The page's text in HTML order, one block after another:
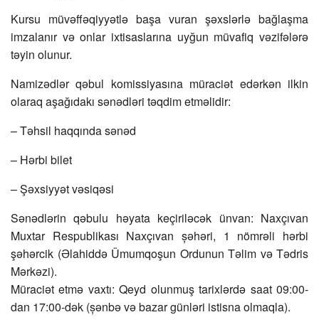
Kursu müvəffəqiyyətlə başa vuran şəxslərlə bağlaşma
imzalanır və onlar ixtisaslarına uyğun müvafiq vəzifələrə
təyin olunur.
Namizədlər qəbul komissiyasına müraciət edərkən ilkin
olaraq aşağıdakı sənədləri təqdim etməlidir:
– Təhsil haqqında sənəd
– Hərbi bilet
– Şəxsiyyət vəsiqəsi
Sənədlərin qəbulu həyata keçiriləcək ünvan: Naxçıvan
Muxtar Respublikası Naxçıvan șəhəri, 1 nömrəli hərbi
şəhərcik (Əlahiddə Ümumqoşun Ordunun Təlim və Tədris
Mərkəzi).
Müraciət etmə vaxtı: Qeyd olunmuş tarixlərdə saat 09:00-
dan 17:00-dək (șənbə və bazar günləri istisna olmaqla).